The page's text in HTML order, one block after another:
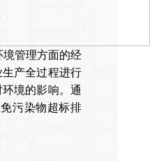
境管理方面的经
产全过程进行
境的影响。通
污染物超标排